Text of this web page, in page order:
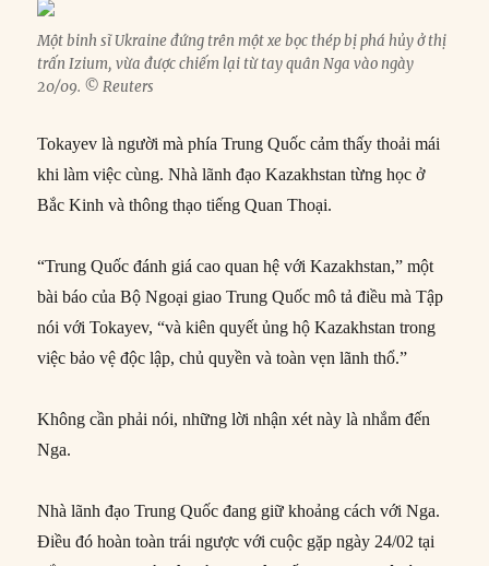
Một binh sĩ Ukraine đứng trên một xe bọc thép bị phá hủy ở thị
trấn Izium, vừa được chiếm lại từ tay quân Nga vào ngày
20/09. © Reuters
Tokayev là người mà phía Trung Quốc cảm thấy thoải mái
khi làm việc cùng. Nhà lãnh đạo Kazakhstan từng học ở
Bắc Kinh và thông thạo tiếng Quan Thoại.
“Trung Quốc đánh giá cao quan hệ với Kazakhstan,” một
bài báo của Bộ Ngoại giao Trung Quốc mô tả điều mà Tập
nói với Tokayev, “và kiên quyết ủng hộ Kazakhstan trong
việc bảo vệ độc lập, chủ quyền và toàn vẹn lãnh thổ.”
Không cần phải nói, những lời nhận xét này là nhắm đến
Nga.
Nhà lãnh đạo Trung Quốc đang giữ khoảng cách với Nga.
Điều đó hoàn toàn trái ngược với cuộc gặp ngày 24/02 tại